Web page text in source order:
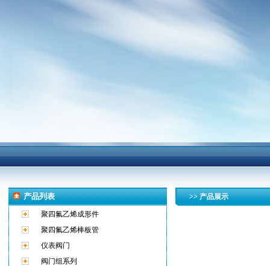
产品列表
聚四氟乙烯成形件
聚四氟乙烯棒板管
仪表阀门
阀门组系列
>> 产品展示